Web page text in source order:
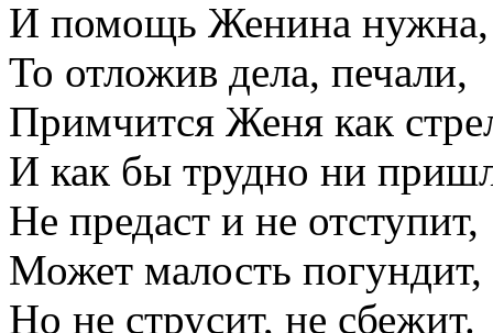
И помощь Женина нужна,
То отложив дела, печали,
Примчится Женя как
И как бы трудно ни
Не предаст и не отступит,
Может малость погундит,
Но не струсит, не сбежит.